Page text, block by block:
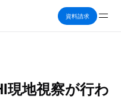
資料請求
現地視察が行わ